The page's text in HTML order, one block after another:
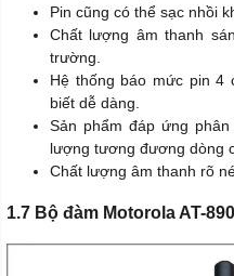
Pin cũng có thể sạc nhồi
Chất lượng âm thanh
trường.
Hệ thống báo mức pin 4
biết dễ dàng.
Sản phẩm đáp ứng
lượng tương đương dòng
Chất lượng âm thanh rõ
1.7 Bộ đàm Motorola AT-